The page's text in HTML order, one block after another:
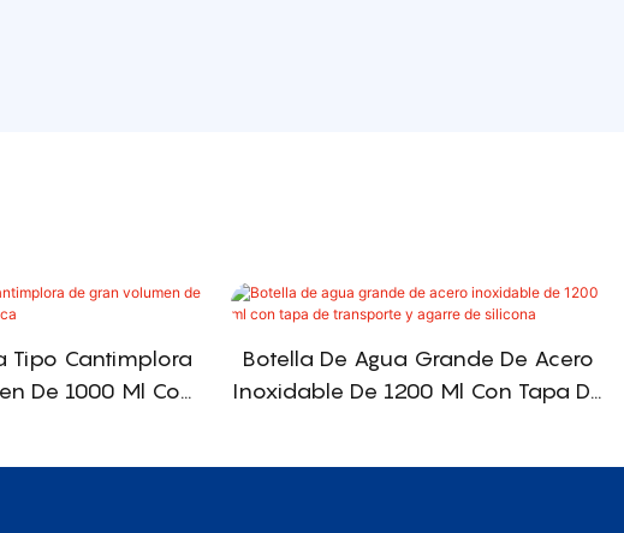
Tipo Cantimplora
De 1000 Ml Con
Botella De Agua Grande De Acero
Inoxidable De 1200 Ml Con Tapa De